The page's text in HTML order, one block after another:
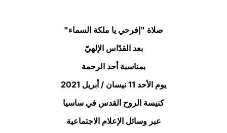
صلاة "إفرحي يا ملكة السماء"
بعد القدّاس الإلهيّ
بمناسبة أحد الرحمة
يوم الأحد 11 نيسان / أبريل 2021
كنيسة الروح القدس في ساسيا
عبر وسائل الإعلام الاجتماعية